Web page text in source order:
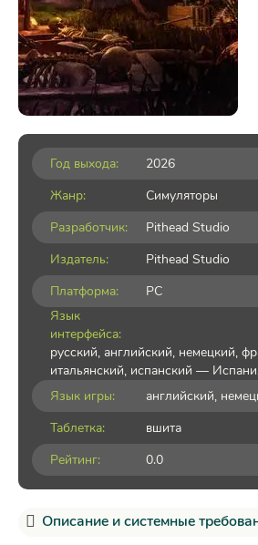
Год выхода:
2026
Жанр:
Симуляторы
Разработчик:
Pithead Studio
Издатель:
Pithead Studio
Платформа:
PC
Язык
интерфейса:
русский, английский, немецкий,
итальянский, испанский —
Язык игры:
английский,
Таблетка:
вшита
Рейтинг:
0.0
Описание и системные